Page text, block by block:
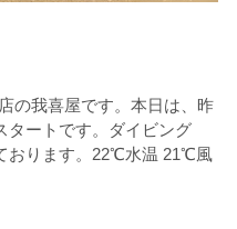
の我喜屋です。本日は、昨
タートです。ダイビング
おります。22℃水温 21℃風